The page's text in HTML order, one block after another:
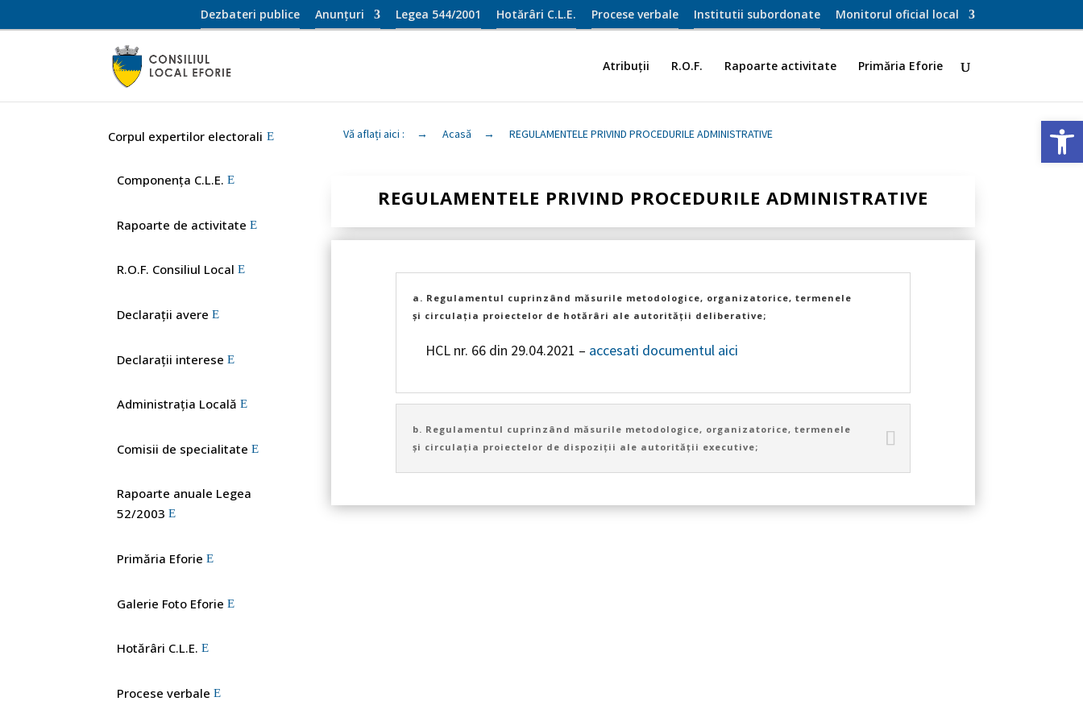
Deschide
Dezbateri publice Anunțuri Legea 544/2001 Hotărâri C.L.E. Procese verbale Institutii subordonate Monitorul oficial local
Atribuții R.O.F. Rapoarte activitate Primăria Eforie
Corpul expertilor electorali
Componența C.L.E.
Rapoarte de activitate
R.O.F. Consiliul Local
Declaraţii avere
Declarații interese
Administrația Locală
Comisii de specialitate
Rapoarte anuale Legea
52/2003
Primăria Eforie
Galerie Foto Eforie
Hotărâri C.L.E.
Procese verbale
Vă aflați aici : → Acasă → REGULAMENTELE PRIVIND PROCEDURILE ADMINISTRATIVE
REGULAMENTELE PRIVIND PROCEDURILE ADMINISTRATIVE
a. Regulamentul cuprinzând măsurile metodologice, organizatorice, termenele
și circulația proiectelor de hotărâri ale autorității deliberative;
HCL nr. 66 din 29.04.2021 – accesati documentul aici
b. Regulamentul cuprinzând măsurile metodologice, organizatorice, termenele
și circulația proiectelor de dispoziții ale autorității executive;